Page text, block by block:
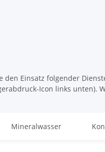
Einsatz folgender
Icon links unten).
Mineralwasser